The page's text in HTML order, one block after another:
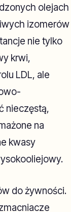
olejach
izomerów
nie tylko
krwi,
LDL, ale
nieczęstą,
na
kwasy
do żywności.